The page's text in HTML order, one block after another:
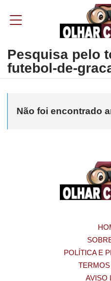
Pesquisa pelo
futebol-de-
Não foi encontrado
POLÍTICA E
AVISO